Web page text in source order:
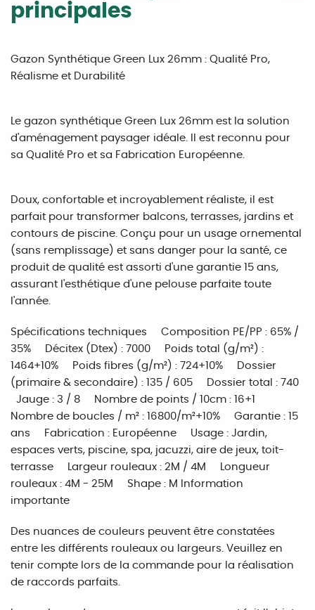
principales
Gazon Synthétique Green Lux 26mm : Qualité Pro,
Réalisme et Durabilité
Le gazon synthétique Green Lux 26mm est la solution
d'aménagement paysager idéale. Il est reconnu pour
sa Qualité Pro et sa Fabrication Européenne.
Doux, confortable et incroyablement réaliste, il est
parfait pour transformer balcons, terrasses, jardins et
contours de piscine. Conçu pour un usage ornemental
(sans remplissage) et sans danger pour la santé, ce
produit de qualité est assorti d'une garantie 15 ans,
assurant l'esthétique d'une pelouse parfaite toute
l'année.
Spécifications techniques Composition PE/PP : 65% /
35% Décitex (Dtex) : 7000 Poids total (g/m²) :
1464+10% Poids fibres (g/m²) : 724+10% Dossier
(primaire & secondaire) : 135 / 605 Dossier total : 740
Jauge : 3 / 8 Nombre de points / 10cm : 16+1
Nombre de boucles / m² : 16800/m²+10% Garantie : 15
ans Fabrication : Européenne Usage : Jardin,
espaces verts, piscine, spa, jacuzzi, aire de jeux, toit-
terrasse Largeur rouleaux : 2M / 4M Longueur
rouleaux : 4M - 25M Shape : M Information
importante
Des nuances de couleurs peuvent être constatées
entre les différents rouleaux ou largeurs. Veuillez en
tenir compte lors de la commande pour la réalisation
de raccords parfaits.